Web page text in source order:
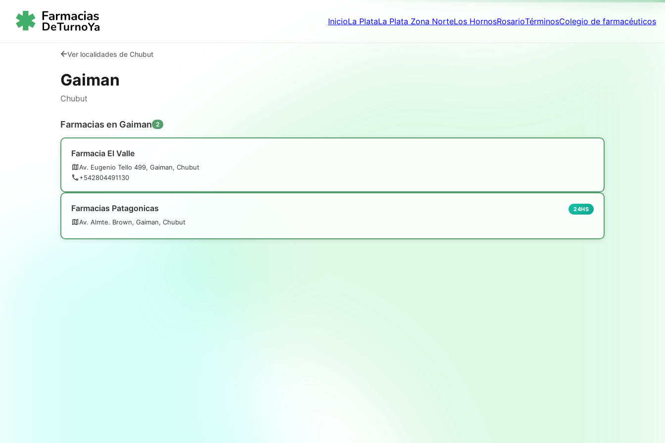
InicioLa PlataLa Plata Zona NorteLos HornosRosarioTérminosColegio de farmacéuticos
Ver localidades de Chubut
Gaiman
Chubut
Farmacias en Gaiman 2
Farmacia El Valle
Av. Eugenio Tello 499, Gaiman, Chubut
+542804491130
Farmacias Patagonicas
Av. Almte. Brown, Gaiman, Chubut
24HS